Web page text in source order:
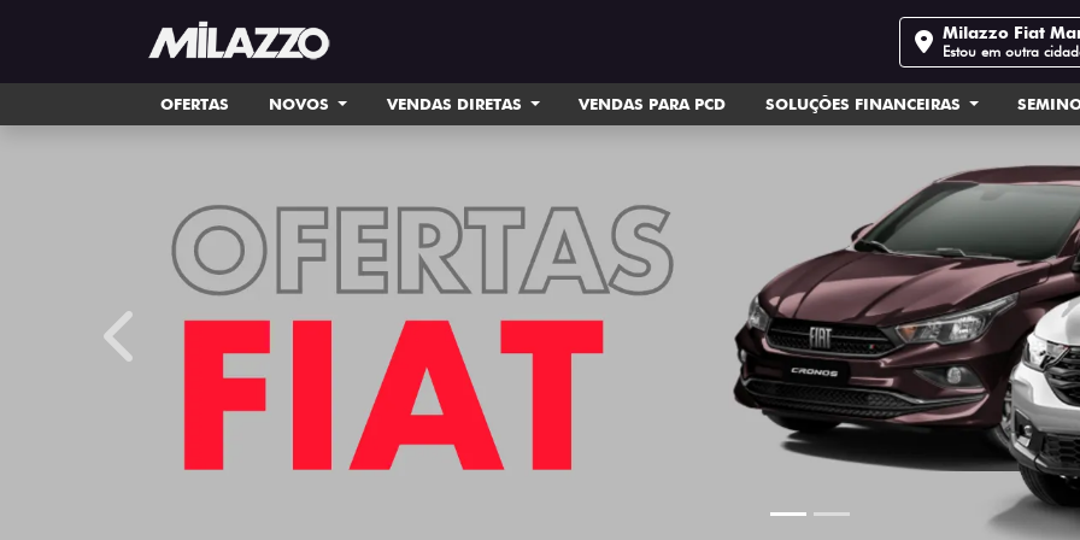
Milazzo Fiat
Estou em outra
OFERTAS NOVOS VENDAS DIRETAS VENDAS PARA PCD SOLUÇÕES FINANCEIRAS
templates.template-01.components.carousel.texts.control_prev